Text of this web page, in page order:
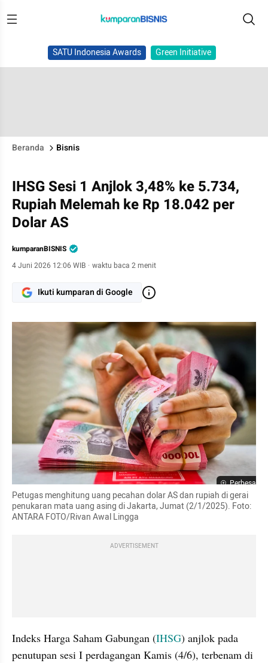
SATU Indonesia Awards Green Initiative
Beranda Bisnis
IHSG Sesi 1 Anjlok 3,48% ke 5.734,
Rupiah Melemah ke Rp 18.042 per
Dolar AS
kumparanBISNIS
4 Juni 2026 12:06 WIB · waktu baca 2 menit
Ikuti kumparan di Google
Perbesar
Petugas menghitung uang pecahan dolar AS dan rupiah di gerai
penukaran mata uang asing di Jakarta, Jumat (2/1/2025). Foto:
ANTARA FOTO/Rivan Awal Lingga
ADVERTISEMENT
Indeks Harga Saham Gabungan (IHSG) anjlok pada
penutupan sesi I perdagangan Kamis (4/6), terbenam di